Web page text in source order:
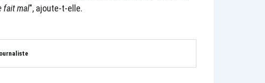
fait mal", ajoute-t-elle.